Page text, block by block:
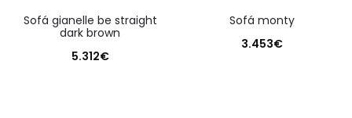
sofá gianelle be straight
dark brown
5.312€
sofá monty
3.453€